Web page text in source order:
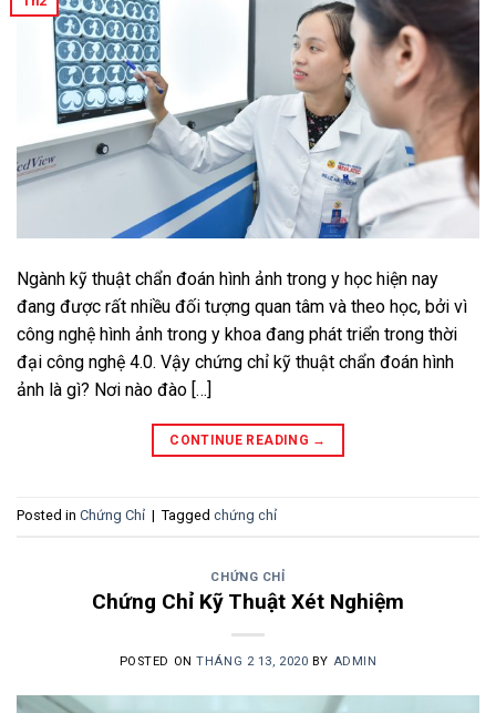
Ngành kỹ thuật chẩn đoán hình ảnh trong y học hiện nay
đang được rất nhiều đối tượng quan tâm và theo học, bởi vì
công nghệ hình ảnh trong y khoa đang phát triển trong thời
đại công nghệ 4.0. Vậy chứng chỉ kỹ thuật chẩn đoán hình
ảnh là gì? Nơi nào đào […]
CONTINUE READING →
Posted in Chứng Chỉ | Tagged chứng chỉ
CHỨNG CHỈ
Chứng Chỉ Kỹ Thuật Xét Nghiệm
POSTED ONTHÁNG 2 13, 2020 BY ADMIN